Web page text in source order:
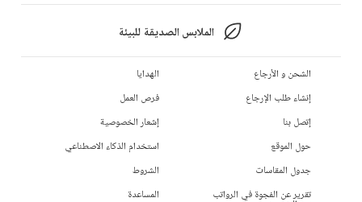
الملابس الصديقة للبيئة
الشحن و الأرجاع
إنشاء طلب الإرجاع
إتصل بنا
حول الموقع
جدول المقاسات
تقرير عن الفجوة في الرواتب
الهدايا
فرص العمل
إشعار الخصوصية
استخدام الذكاء الاصطناعي
الشروط
المساعدة